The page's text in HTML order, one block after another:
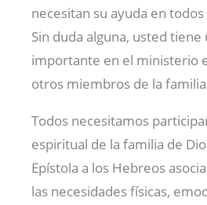
necesitan su ayuda en
Sin duda alguna, usted tiene
importante en el ministerio
otros miembros de la
Todos necesitamos
espiritual de la familia de
Epístola a los Hebreos asocia
las necesidades físicas,